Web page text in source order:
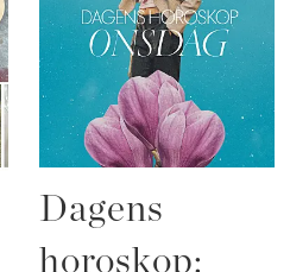
Dagens
horoskop: